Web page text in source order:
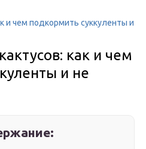
и чем подкормить суккуленты и
как и чем
и не